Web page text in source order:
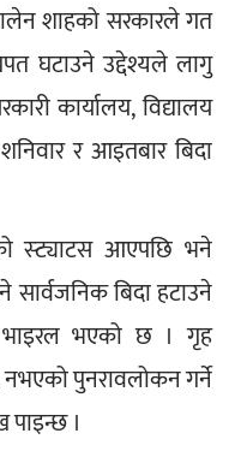
बालेन शाहको सरकारले गत
घटाउने उद्देश्यले लागु
कार्यालय, विद्यालय
र आइतबार बिदा
स्ट्याटस आएपछि भने
बिदा हटाउने
भाइरल भएको छ । गृह
नभएको पुनरावलोकन गर्ने
।